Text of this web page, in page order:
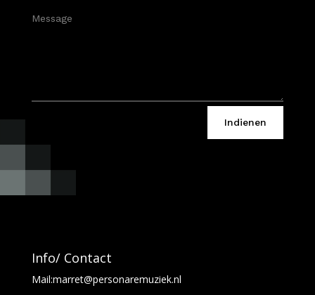
Indienen
Info/ Contact
Mail:marret@personaremuziek.nl